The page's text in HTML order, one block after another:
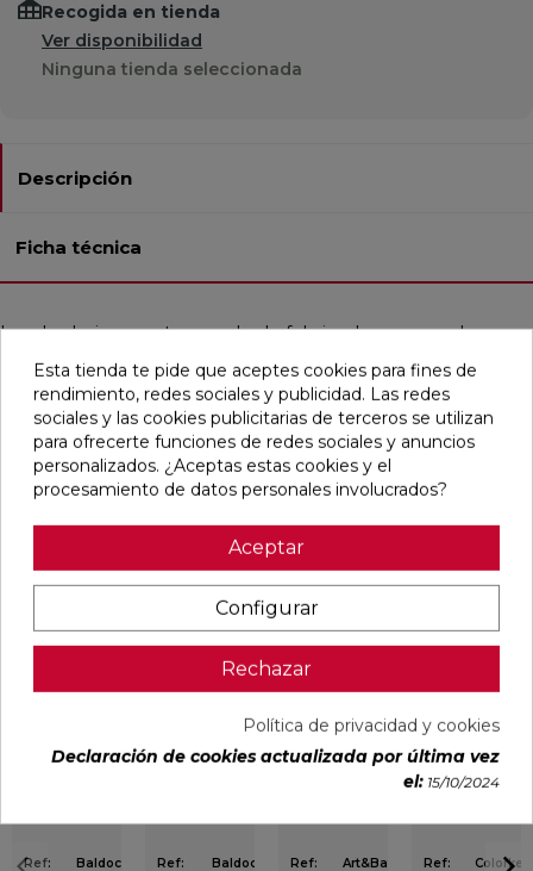
Recogida en tienda
Ver disponibilidad
Ninguna tienda seleccionada
Descripción
Ficha técnica
Lavabo bajoencastre cuadrado fabricado en porcelana, en
pequeños lavabos para colocar en la pared o encima. La
forma, cuadrada o rectangular, suavizada por las esquinas
redondeadas hace que sea fácil de usar y
mantener. Espesores reducidos al mínimo para crear un
objeto de gran calidad estética. Medidas: 35x35x12 (ancho x
profundidad x alto).
Pensamos que te puede interesar
Ref:
Baldocer
Ref:
Baldocer
favorite
Ref:
Art&Bath
IMPULSE
Ref:
Colorker
Esta tienda te pide que aceptes cookies para fines de
rendimiento, redes sociales y publicidad. Las redes
sociales y las cookies publicitarias de terceros se utilizan
para ofrecerte funciones de redes sociales y anuncios
personalizados. ¿Aceptas estas cookies y el
procesamiento de datos personales involucrados?
Aceptar
Configurar
Rechazar
Política de privacidad y cookies
Declaración de cookies actualizada por última vez
el: 15/10/2024